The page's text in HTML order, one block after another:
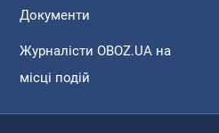
Документи
Журналісти OBOZ.UA на
місці подій